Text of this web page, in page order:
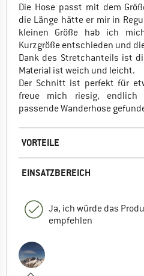
Die Hose passt mit dem
die Länge hätte er mir in
kleinen Größe hab ich
Kurzgröße entschieden und
Dank des Stretchanteils ist
Material ist weich und leicht.
Der Schnitt ist perfekt für
freue mich riesig,
passende Wanderhose
VORTEILE
EINSATZBEREICH
Ja, ich würde das
empfehlen